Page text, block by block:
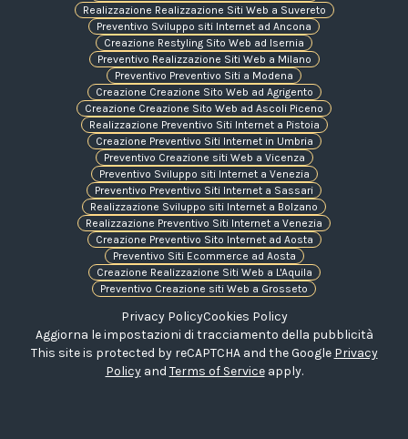
Realizzazione Realizzazione Siti Web a Suvereto
Preventivo Sviluppo siti Internet ad Ancona
Creazione Restyling Sito Web ad Isernia
Preventivo Realizzazione Siti Web a Milano
Preventivo Preventivo Siti a Modena
Creazione Creazione Sito Web ad Agrigento
Creazione Creazione Sito Web ad Ascoli Piceno
Realizzazione Preventivo Siti Internet a Pistoia
Creazione Preventivo Siti Internet in Umbria
Preventivo Creazione siti Web a Vicenza
Preventivo Sviluppo siti Internet a Venezia
Preventivo Preventivo Siti Internet a Sassari
Realizzazione Sviluppo siti Internet a Bolzano
Realizzazione Preventivo Siti Internet a Venezia
Creazione Preventivo Sito Internet ad Aosta
Preventivo Siti Ecommerce ad Aosta
Creazione Realizzazione Siti Web a L'Aquila
Preventivo Creazione siti Web a Grosseto
Privacy PolicyCookies Policy
Aggiorna le impostazioni di tracciamento della pubblicità
This site is protected by reCAPTCHA and the Google Privacy
Policyand Terms of Serviceapply.